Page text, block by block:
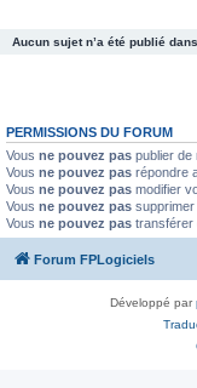
Aucun sujet n’a été publié
PERMISSIONS DU FORUM
Vous ne pouvez pas publier de
Vous ne pouvez pas répondre
Vous ne pouvez pas modifier
Vous ne pouvez pas
Vous ne pouvez pas transférer
Forum FPLogiciels
Développé par